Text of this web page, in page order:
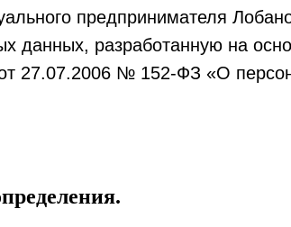
предпринимателя
данных, разработанную на
от 27.07.2006 № 152-ФЗ «О